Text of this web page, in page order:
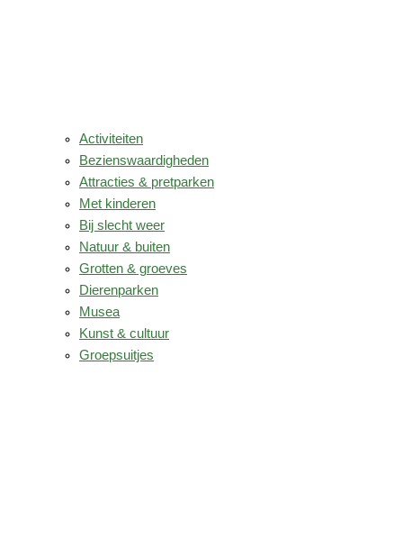
Activiteiten
Bezienswaardigheden
Attracties & pretparken
Met kinderen
Bij slecht weer
Natuur & buiten
Grotten & groeves
Dierenparken
Musea
Kunst & cultuur
Groepsuitjes